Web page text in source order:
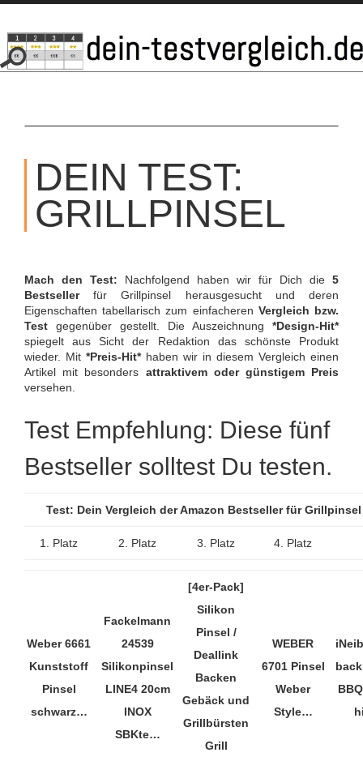
SKIP
CONTENT
DEIN TEST:
GRILLPINSEL
Mach den Test: Nachfolgend haben wir für Dich die 5
Bestsellerfür Grillpinsel herausgesucht und deren
Eigenschaften tabellarisch zum einfacheren Vergleich bzw.
Test gegenüber gestellt. Die Auszeichnung *Design-Hit*
spiegelt aus Sicht der Redaktion das schönste Produkt
wieder. Mit *Preis-Hit*haben wir in diesem Vergleich einen
Artikel mit besonders attraktivem oder günstigem Preis
versehen.
Test Empfehlung: Diese fünf
Bestseller solltest Du testen.
Test: Dein Vergleich der Amazon Bestseller für
1. Platz 2. Platz 3. Platz 4. Platz
Weber 6661
Kunststoff
Pinsel
schwarz…
Fackelmann
24539
Silikonpinsel
LINE4 20cm
INOX
SBKte…
[4er-Pack]
Silikon
Pinsel /
Deallink
Backen
Gebäck und
Grillbürsten
Grill
WEBER
6701 Pinsel
Weber
Style…